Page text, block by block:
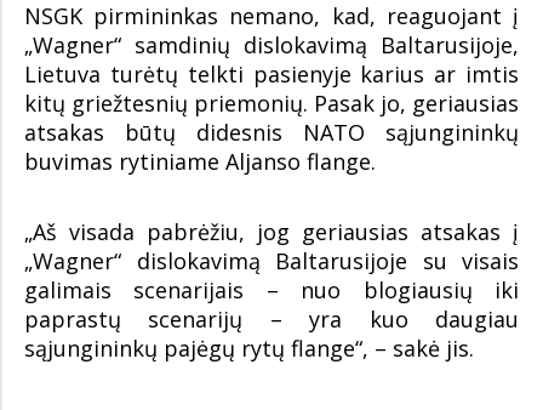
NSGK pirmininkas nemano, kad, reaguojant į
„Wagner“ samdinių dislokavimą Baltarusijoje,
Lietuva turėtų telkti pasienyje karius ar imtis
kitų griežtesnių priemonių. Pasak jo, geriausias
atsakas būtų didesnis NATO sąjungininkų
buvimas rytiniame Aljanso flange.
„Aš visada pabrėžiu, jog geriausias atsakas į
„Wagner“ dislokavimą Baltarusijoje su visais
galimais scenarijais – nuo blogiausių iki
paprastų scenarijų – yra kuo daugiau
sąjungininkų pajėgų rytų flange“, – sakė jis.